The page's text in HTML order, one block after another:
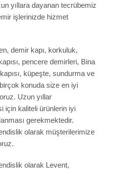
yıllara dayanan tecrübemiz
işlerinizde hizmet
demir kapı, korkuluk,
pencere demirleri, Bina
küpeşte, sundurma ve
konuda size en iyi
Uzun yıllar
için kaliteli ürünlerin iyi
gerekmektedir.
olarak müşterilerimize
olarak Levent,